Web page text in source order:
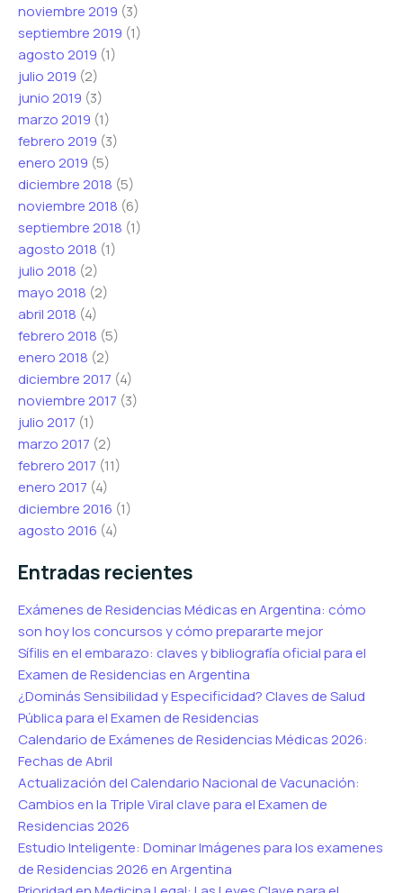
noviembre 2019 (3)
septiembre 2019 (1)
agosto 2019 (1)
julio 2019 (2)
junio 2019 (3)
marzo 2019 (1)
febrero 2019 (3)
enero 2019 (5)
diciembre 2018 (5)
noviembre 2018 (6)
septiembre 2018 (1)
agosto 2018 (1)
julio 2018 (2)
mayo 2018 (2)
abril 2018 (4)
febrero 2018 (5)
enero 2018 (2)
diciembre 2017 (4)
noviembre 2017 (3)
julio 2017 (1)
marzo 2017 (2)
febrero 2017 (11)
enero 2017 (4)
diciembre 2016 (1)
agosto 2016 (4)
Entradas recientes
Exámenes de Residencias Médicas en Argentina: cómo
son hoy los concursos y cómo prepararte mejor
Sífilis en el embarazo: claves y bibliografía oficial para el
Examen de Residencias en Argentina
¿Dominás Sensibilidad y Especificidad? Claves de Salud
Pública para el Examen de Residencias
Calendario de Exámenes de Residencias Médicas 2026:
Fechas de Abril
Actualización del Calendario Nacional de Vacunación:
Cambios en la Triple Viral clave para el Examen de
Residencias 2026
Estudio Inteligente: Dominar Imágenes para los examenes
de Residencias 2026 en Argentina